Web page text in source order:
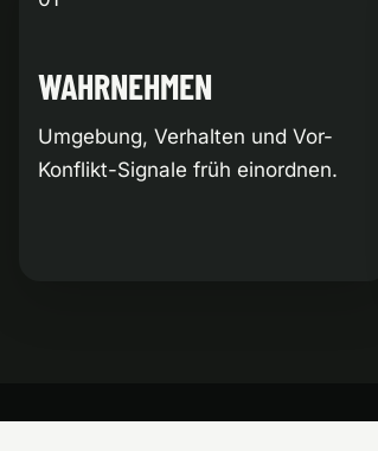
WAHRNEHMEN
Umgebung, Verhalten und Vor-
Konflikt-Signale früh einordnen.